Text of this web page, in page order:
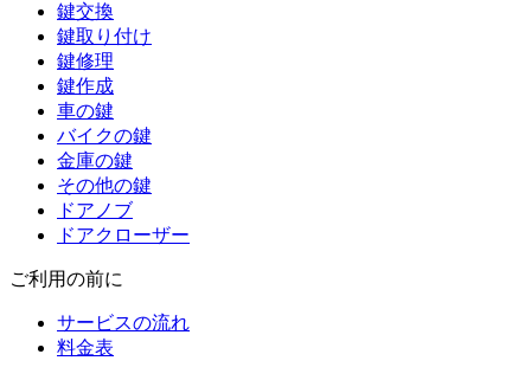
鍵交換
鍵取り付け
鍵修理
鍵作成
車の鍵
バイクの鍵
金庫の鍵
その他の鍵
ドアノブ
ドアクローザー
ご利用の前に
サービスの流れ
料金表